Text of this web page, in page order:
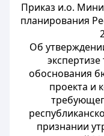
Приказ и.о.
планирования
Об
обоснования
проекта и
признании